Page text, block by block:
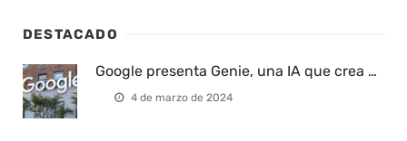
DESTACADO
Google presenta Genie, una IA que crea …
4 de marzo de 2024